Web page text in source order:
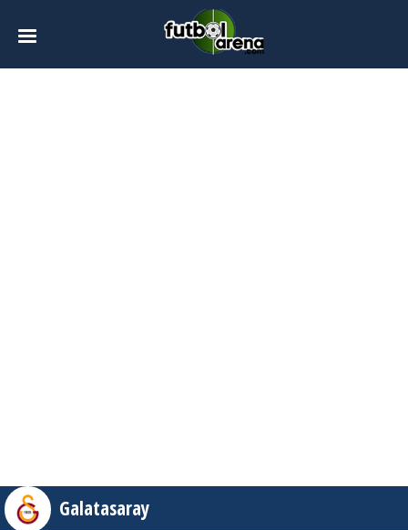
Galatasaray